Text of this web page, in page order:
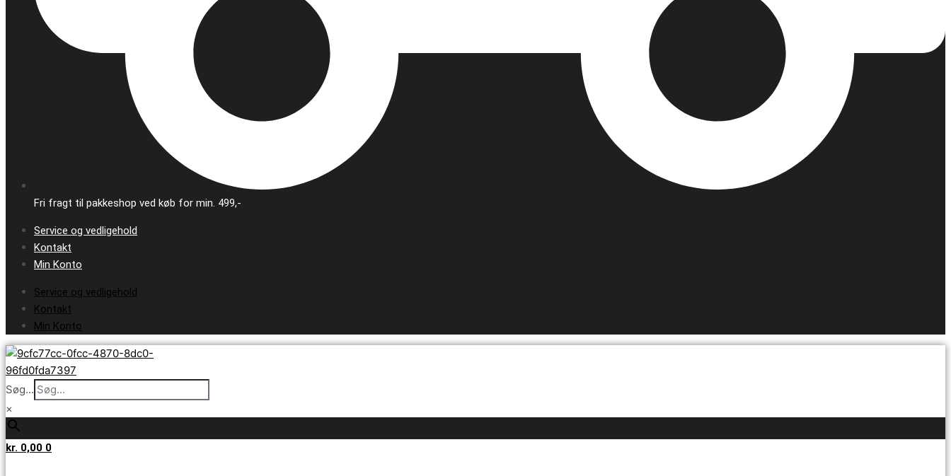
Fri fragt til pakkeshop ved køb for min. 499,-
Service og vedligehold
Kontakt
Min Konto
Service og vedligehold
Kontakt
Min Konto
Søg...
×
kr. 0,00 0